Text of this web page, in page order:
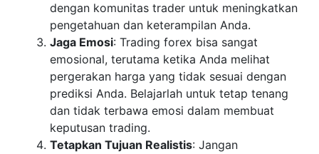
dengan komunitas trader untuk meningkatkan
pengetahuan dan keterampilan Anda.
Jaga Emosi: Trading forex bisa sangat
emosional, terutama ketika Anda melihat
pergerakan harga yang tidak sesuai dengan
prediksi Anda. Belajarlah untuk tetap tenang
dan tidak terbawa emosi dalam membuat
keputusan trading.
Tetapkan Tujuan Realistis: Jangan